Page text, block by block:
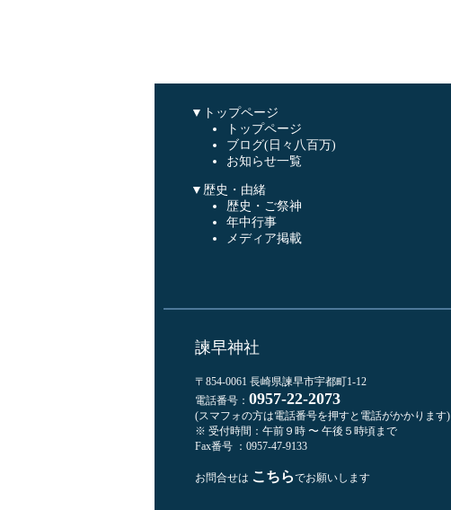
▼トップページ
トップページ
ブログ(日々八百万)
お知らせ一覧
▼歴史・由緒
歴史・ご祭神
年中行事
メディア掲載
諫早神社
〒854-0061 長崎県諫早市宇都町1-12
電話番号： 0957-22-2073
(スマフォの方は電話番号を押すと電話がかかります)
※ 受付時間：午前９時 〜 午後５時頃まで
Fax番号 ：0957-47-9133
お問合せは こちらでお願いします